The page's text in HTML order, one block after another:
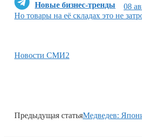
Новые бизнес-тренды
08
Но товары на её складах это не
Новости СМИ2
Предыдущая статьяМедведев: